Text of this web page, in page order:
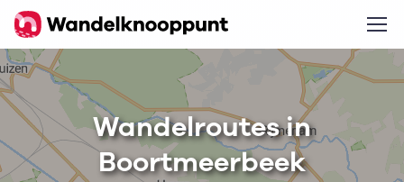
Wandelroutes in
Boortmeerbeek